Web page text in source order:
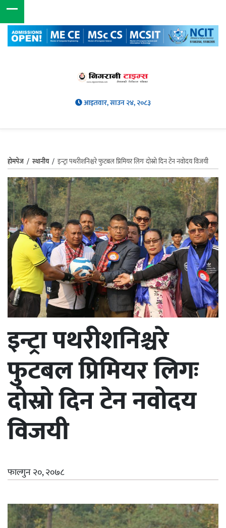
आइतवार, साउन २४, २०८३
होमपेज /स्थानीय/ इन्ट्रा पथरीशनिश्चरे फुटबल प्रिमियर लिगः दोस्रो दिन टेन नवोदय विजयी
इन्ट्रा पथरीशनिश्चरे
फुटबल प्रिमियर लिगः
दोस्रो दिन टेन नवोदय
विजयी
फाल्गुन २०, २०७८